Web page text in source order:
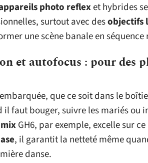
photo reflexet hybrides
surtout avec desobjectifs
une scène banale en
et autofocus : pour des
embarquée, que ce soit dans le
il faut bouger, suivre les mariés ou
GH6, par exemple, excelle sur
, il garantit la netteté même
danse.